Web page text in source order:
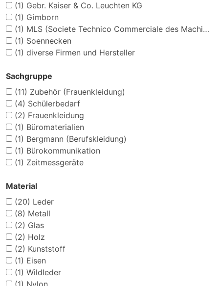
(1) Gebr. Kaiser & Co. Leuchten KG
(1) Gimborn
(1) MLS (Societe Technico Commerciale des Machines Automatiques Modernes s.a.r.l. Manufacture Nationale d?Armes de Levallois)
(1) Soennecken
(1) diverse Firmen und Hersteller
Sachgruppe
(11) Zubehör (Frauenkleidung)
(4) Schülerbedarf
(2) Frauenkleidung
(1) Büromaterialien
(1) Bergmann (Berufskleidung)
(1) Bürokommunikation
(1) Zeitmessgeräte
Material
(20) Leder
(8) Metall
(2) Glas
(2) Holz
(2) Kunststoff
(1) Eisen
(1) Wildleder